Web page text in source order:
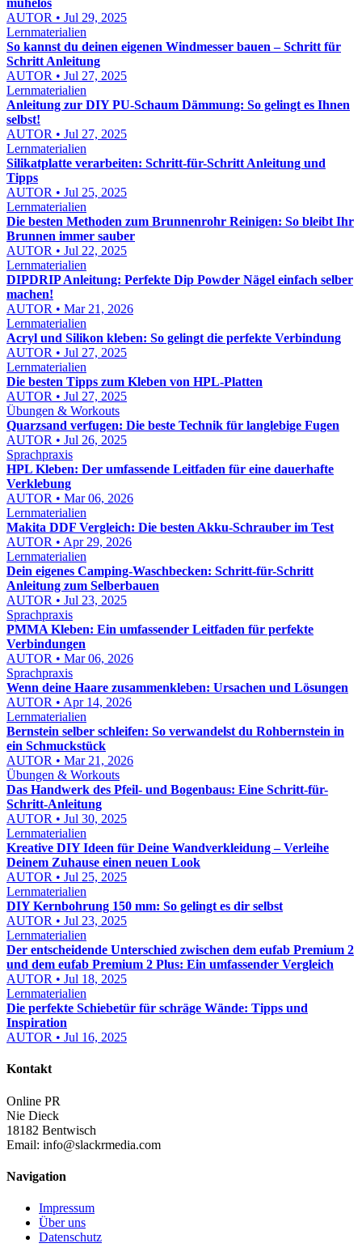
mühelos
AUTOR • Jul 29, 2025
Lernmaterialien
So kannst du deinen eigenen Windmesser bauen – Schritt für
Schritt Anleitung
AUTOR • Jul 27, 2025
Lernmaterialien
Anleitung zur DIY PU-Schaum Dämmung: So gelingt es Ihnen
selbst!
AUTOR • Jul 27, 2025
Lernmaterialien
Silikatplatte verarbeiten: Schritt-für-Schritt Anleitung und
Tipps
AUTOR • Jul 25, 2025
Lernmaterialien
Die besten Methoden zum Brunnenrohr Reinigen: So bleibt Ihr
Brunnen immer sauber
AUTOR • Jul 22, 2025
Lernmaterialien
DIPDRIP Anleitung: Perfekte Dip Powder Nägel einfach selber
machen!
AUTOR • Mar 21, 2026
Lernmaterialien
Acryl und Silikon kleben: So gelingt die perfekte Verbindung
AUTOR • Jul 27, 2025
Lernmaterialien
Die besten Tipps zum Kleben von HPL-Platten
AUTOR • Jul 27, 2025
Übungen & Workouts
Quarzsand verfugen: Die beste Technik für langlebige Fugen
AUTOR • Jul 26, 2025
Sprachpraxis
HPL Kleben: Der umfassende Leitfaden für eine dauerhafte
Verklebung
AUTOR • Mar 06, 2026
Lernmaterialien
Makita DDF Vergleich: Die besten Akku-Schrauber im Test
AUTOR • Apr 29, 2026
Lernmaterialien
Dein eigenes Camping-Waschbecken: Schritt-für-Schritt
Anleitung zum Selberbauen
AUTOR • Jul 23, 2025
Sprachpraxis
PMMA Kleben: Ein umfassender Leitfaden für perfekte
Verbindungen
AUTOR • Mar 06, 2026
Sprachpraxis
Wenn deine Haare zusammenkleben: Ursachen und Lösungen
AUTOR • Apr 14, 2026
Lernmaterialien
Bernstein selber schleifen: So verwandelst du Rohbernstein in
ein Schmuckstück
AUTOR • Mar 21, 2026
Übungen & Workouts
Das Handwerk des Pfeil- und Bogenbaus: Eine Schritt-für-
Schritt-Anleitung
AUTOR • Jul 30, 2025
Lernmaterialien
Kreative DIY Ideen für Deine Wandverkleidung – Verleihe
Deinem Zuhause einen neuen Look
AUTOR • Jul 25, 2025
Lernmaterialien
DIY Kernbohrung 150 mm: So gelingt es dir selbst
AUTOR • Jul 23, 2025
Lernmaterialien
Der entscheidende Unterschied zwischen dem eufab Premium 2
und dem eufab Premium 2 Plus: Ein umfassender Vergleich
AUTOR • Jul 18, 2025
Lernmaterialien
Die perfekte Schiebetür für schräge Wände: Tipps und
Inspiration
AUTOR • Jul 16, 2025
Kontakt
Online PR
Nie Dieck
18182 Bentwisch
Email: info@slackrmedia.com
Navigation
Impressum
Über uns
Datenschutz